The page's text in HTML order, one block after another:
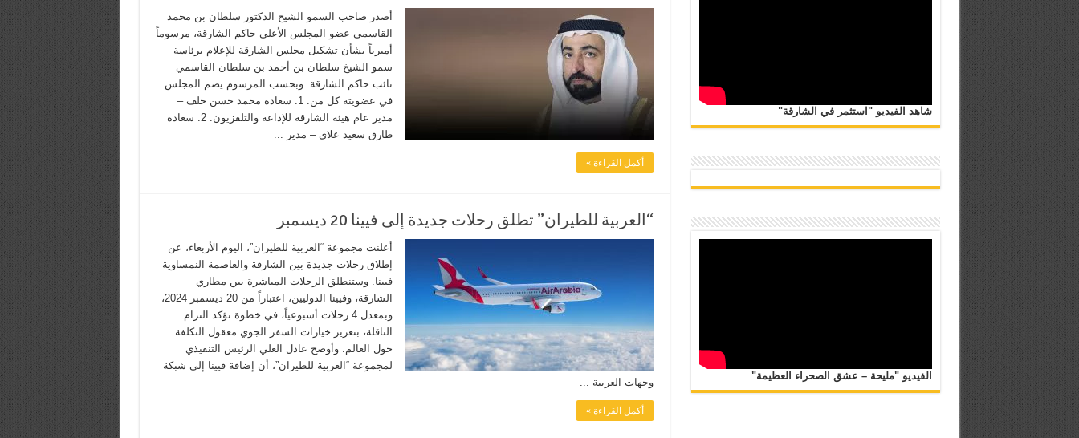
أصدر صاحب السمو الشيخ الدكتور سلطان بن محمد
القاسمي عضو المجلس الأعلى حاكم الشارقة، مرسوماً
أميرياً بشأن تشكيل مجلس الشارقة للإعلام برئاسة
سمو الشيخ سلطان بن أحمد بن سلطان القاسمي
نائب حاكم الشارقة. وبحسب المرسوم يضم المجلس
في عضويته كل من: 1. سعادة محمد حسن خلف –
مدير عام هيئة الشارقة للإذاعة والتلفزيون. 2. سعادة
طارق سعيد علاي – مدير ...
أكمل القراءة »
“العربية للطيران” تطلق رحلات جديدة إلى فيينا 20 ديسمبر
أعلنت مجموعة “العربية للطيران”، اليوم الأربعاء، عن
إطلاق رحلات جديدة بين الشارقة والعاصمة النمساوية
فيينا. وستنطلق الرحلات المباشرة بين مطاري
الشارقة، وفيينا الدوليين، اعتباراً من 20 ديسمبر 2024،
وبمعدل 4 رحلات أسبوعياً، في خطوة تؤكد التزام
الناقلة، بتعزيز خيارات السفر الجوي معقول التكلفة
حول العالم. وأوضح عادل العلي الرئيس التنفيذي
لمجموعة “العربية للطيران”، أن إضافة فيينا إلى شبكة
وجهات العربية ...
أكمل القراءة »
شاهد الفيديو "استثمر في الشارقة"
الفيديو "مليحة – عشق الصحراء العظيمة"